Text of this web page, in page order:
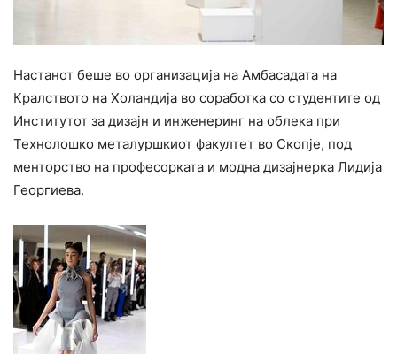
Настанот беше во организација на Амбасадата на
Кралството на Холандија во соработка со студентите од
Институтот за дизајн и инженеринг на облека при
Технолошко металуршкиот факултет во Скопје, под
менторство на професорката и модна дизајнерка Лидија
Георгиева.